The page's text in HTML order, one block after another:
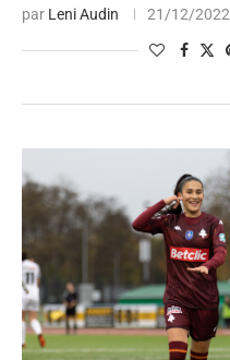
par Leni Audin 21/12/2022